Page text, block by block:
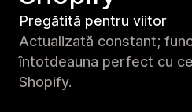
Pregătită pentru viitor
Actualizată constant;
întotdeauna perfect cu
Shopify.